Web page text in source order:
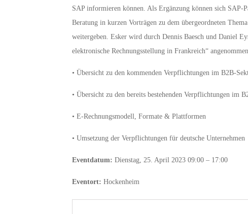
SAP informieren können. Als Ergänzung können sich SAP-
Beratung in kurzen Vorträgen zu dem übergeordneten
weitergeben. Esker wird durch Dennis Baesch und Daniel
elektronische Rechnungsstellung in Frankreich“
• Übersicht zu den kommenden Verpflichtungen im B2B-
• Übersicht zu den bereits bestehenden Verpflichtungen im
• E-Rechnungsmodell, Formate & Plattformen
• Umsetzung der Verpflichtungen für deutsche Unternehmen
Eventdatum: Dienstag, 25. April 2023 09:00 – 17:00
Eventort: Hockenheim